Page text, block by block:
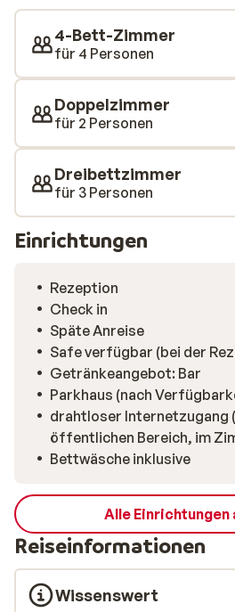
selbst verfügt über eine Bar, in
bestellen können. Die Zimmer
geschmackvoll eingerichtet. Ein
einem Urlaub im Hotel Village
der Skipass und der
sind! Ihr Aufenthalt beinhaltet
für Les Trois Vallees und einen
4-Bett-Zimmer
für 4 Personen
Doppelzimmer
für 2 Personen
Dreibettzimmer
für 3 Personen
Einrichtungen
Rezeption
Check in
Späte Anreise
Safe verfügbar (bei der
Getränkeangebot: Bar
Parkhaus (nach
drahtloser Internetzugang (WLAN)
öffentlichen Bereich, im
Bettwäsche inklusive
Alle Einrichtungen
Reiseinformationen
Wissenswert